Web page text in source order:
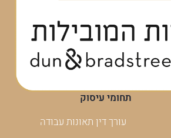
תחומי עיסוק
עורך דין תאונות עבודה